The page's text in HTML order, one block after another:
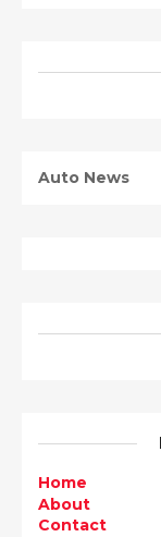
Auto News
Home
About
Contact